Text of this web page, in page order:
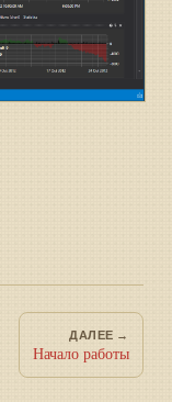
ДАЛЕЕ →
Начало работы